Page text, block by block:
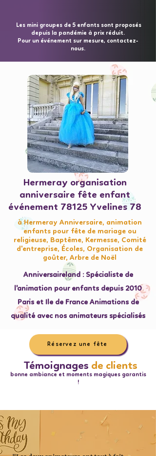
Les mini groupes de 5 enfants sont proposés
depuis la pandémie à prix réduit.
Pour un événement sur mesure, contactez-
nous.
Hermeray organisation
anniversaire fête enfant
événement 78125 Yvelines 78
à Hermeray Anniversaire, animation
enfants pour fête de mariage ou
religieuse, Baptême, Kermesse, Comité
d'entreprise, Écoles, Organisation de
goûter, Arbre de Noël
Anniversaireland : Spécialiste de
l'animation pour enfants depuis 2010
Paris et Ile de France Animations de
qualité avec nos animateurs spécialisés
Réservez une fête
bonne ambiance et moments magiques garantis
!
Témoignages de clients